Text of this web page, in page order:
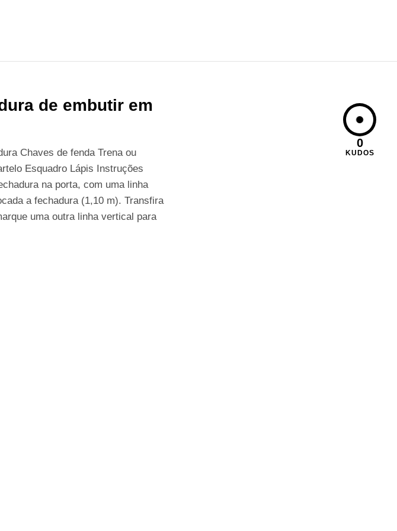
de embutir em
Chaves de fenda Trena ou
Esquadro Lápis Instruções
na porta, com uma linha
a fechadura (1,10 m). Transfira
uma outra linha vertical para
0
KUDOS